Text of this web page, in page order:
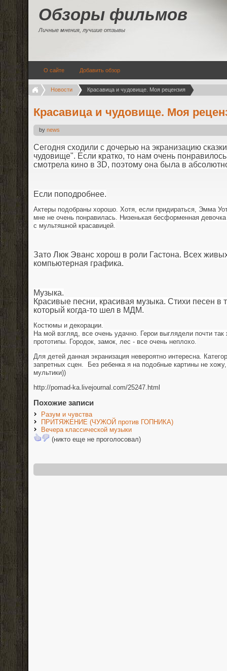
Обзоры фильмов
Личные мнения, лучшие отзывы
О сайте Добавить обзор
Новости Красавица и чудовище. Моя рецензия
Красавица и чудовище. Моя
by news
Сегодня сходили с дочерью на экранизацию
чудовище". Если кратко, то нам очень
смотрела кино в 3D, поэтому она была в
Если поподробнее.
Актеры подобраны хорошо. Хотя, если придираться, Эмма
мне не очень понравилась. Низенькая бесформенная
с мультяшной красавицей.
Зато Люк Эванс хорош в роли Гастона. Всех
компьютерная графика.
Музыка.
Красивые песни, красивая музыка. Стихи песен в
который когда-то шел в МДМ.
Костюмы и декорации.
На мой взгляд, все очень удачно. Герои выглядели почти
прототипы. Городок, замок, лес - все очень неплохо.
Для детей данная экранизация невероятно интересна.
запретных сцен. Без ребенка я на подобные картины не
мультики))
http://pomad-ka.livejournal.com/25247.html
Похожие записи
Разум и чувства
ПРИТЯЖЕНИЕ (ЧУЖОЙ против ГОПНИКА)
Вечера классической музыки
(никто еще не проголосовал)